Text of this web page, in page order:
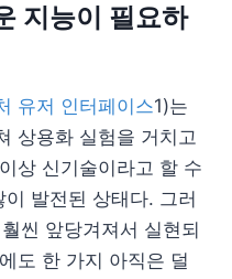
지능이 필요하
유저 인터페이스1)는
상용화 실험을 거치고
상 신기술이라고 할 수
발전된 상태다. 그러
씬 앞당겨져서 실현되
도 한 가지 아직은 덜